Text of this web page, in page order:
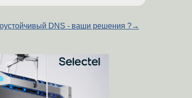
DNS - ваши решения ?→